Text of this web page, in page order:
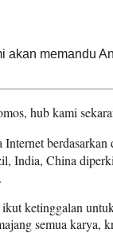
memandu
hub kami
, India, China
ketinggalan
semua karya,